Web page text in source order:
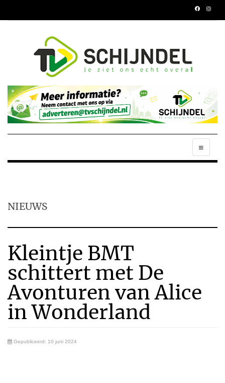
NIEUWS
Kleintje BMT
schittert met De
Avonturen van Alice
in Wonderland
Gepubliceerd: 10 juni 2024